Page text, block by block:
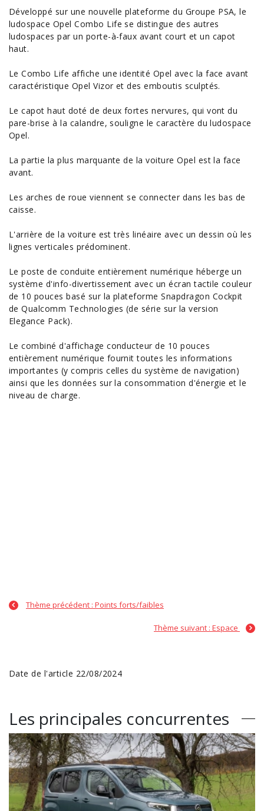
Développé sur une nouvelle plateforme du Groupe PSA, le
ludospace Opel Combo Life se distingue des autres
ludospaces par un porte-à-faux avant court et un capot
haut.
Le Combo Life affiche une identité Opel avec la face avant
caractéristique Opel Vizor et des emboutis sculptés.
Le capot haut doté de deux fortes nervures, qui vont du
pare-brise à la calandre, souligne le caractère du ludospace
Opel.
La partie la plus marquante de lavoiture Opel est la face
avant.
Les arches de roue viennent se connecter dans les bas de
caisse.
L'arrière de la voiture est très linéaire avec un dessin où les
lignes verticales prédominent.
Le poste de conduite entièrement numérique héberge un
système d'info-divertissement avec un écran tactile couleur
de 10 pouces basé sur la plateforme Snapdragon Cockpit
de Qualcomm Technologies (de série sur la version
Elegance Pack).
Le combiné d'affichage conducteur de 10 pouces
entièrement numérique fournit toutes les informations
importantes (y compris celles du système de navigation)
ainsi que les données sur la consommation d'énergie et le
niveau de charge.
Thème précédent : Points forts/faibles
Thème suivant : Espace
Date de l'article 22/08/2024
Les principales concurrentes